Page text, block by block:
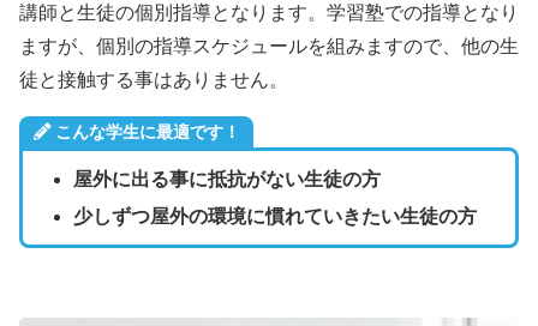
講師と生徒の個別指導となります。学習塾での指導となり
ますが、個別の指導スケジュールを組みますので、他の生
徒と接触する事はありません。
こんな学生に最適です！
屋外に出る事に抵抗がない生徒の方
少しずつ屋外の環境に慣れていきたい生徒の方